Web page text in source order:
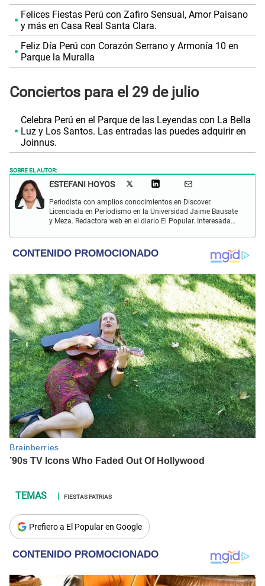
Felices Fiestas Perú con Zafiro Sensual, Amor Paisano
y más en Casa Real Santa Clara.
Feliz Día Perú con Corazón Serrano y Armonía 10 en
Parque la Muralla
Conciertos para el 29 de julio
Celebra Perú en el Parque de las Leyendas con La Bella
Luz y Los Santos. Las entradas las puedes adquirir en
Joinnus.
SOBRE EL AUTOR:
ESTEFANI HOYOS
Periodista con amplios conocimientos en Discover.
Licenciada en Periodismo en la Universidad Jaime Bausate
y Meza. Redactora web en el diario El Popular. Interesada
internacional; tendencias, películas y series.
FIESTAS PATRIAS
Prefiero a El Popular en Google